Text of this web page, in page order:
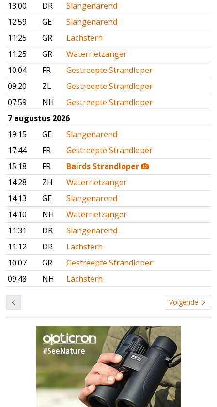
13:00
DR
Slangenarend
12:59
GE
Slangenarend
11:25
GR
Lachstern
11:25
GR
Waterrietzanger
10:04
FR
Gestreepte Strandloper
09:20
ZL
Gestreepte Strandloper
07:59
NH
Gestreepte Strandloper
7 augustus 2026
19:15
GE
Slangenarend
17:44
FR
Gestreepte Strandloper
15:18
FR
Bairds Strandloper
14:28
ZH
Waterrietzanger
14:13
GE
Slangenarend
14:10
NH
Waterrietzanger
11:31
DR
Slangenarend
11:12
DR
Lachstern
10:07
GR
Gestreepte Strandloper
09:48
NH Lachstern
Volgende